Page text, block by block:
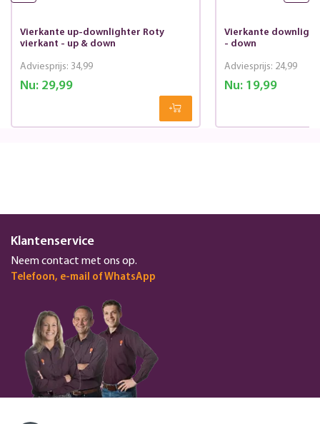
Vierkante up-downlighter Roty
vierkant - up & down
Nu:29,99
Adviesprijs: 34,99
Vierkante
- down
Nu:19,99
Adviesprijs: 24,99
Klantenservice
Neem contact met ons op.
Telefoon, e-mail of WhatsApp